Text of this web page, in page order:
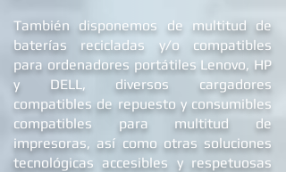
También disponemos de multitud de
baterías recicladas y/o compatibles
para ordenadores portátiles Lenovo, HP
y DELL , diversos cargadores
compatibles de repuesto y consumibles
compatibles para multitud de
impresoras, así como otras soluciones
tecnológicas accesibles y respetuosas